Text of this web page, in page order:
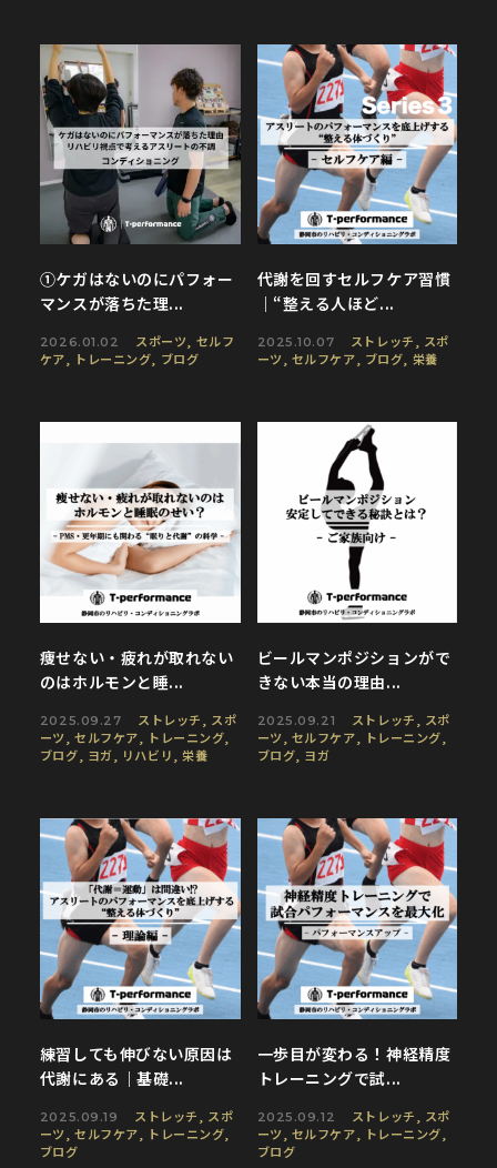
①ケガはないのにパフォー
マンスが落ちた理...
2026.01.02 スポーツ, セルフ
ケア, トレーニング, ブログ
代謝を回すセルフケア習慣
｜“整える人ほど...
2025.10.07 ストレッチ, スポ
ーツ, セルフケア, ブログ, 栄養
痩せない・疲れが取れない
のはホルモンと睡...
2025.09.27 ストレッチ
スポ
ーツ
,セルフケア トレーニング
ブログ
ヨガ リハビリ ,栄養
ビールマンポジションがで
きない本当の理由...
2025.09.21 ストレッチ
スポ
ーツ
セルフケア トレーニング
ブログ ヨガ
練習しても伸びない原因は
代謝にある｜基礎...
2025.09.19 ストレッチ
スポ
ーツ
,セルフケア トレーニング
ブログ
一歩目が変わる！神経精度
トレーニングで試...
2025.09.12 ストレッチ
スポ
ーツ
セルフケア トレーニング
ブログ